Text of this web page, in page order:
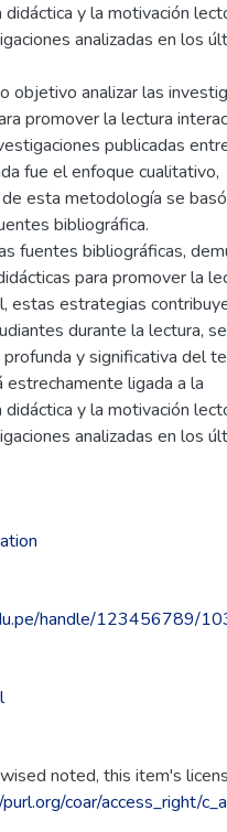
y la motivación
analizadas en los
objetivo analizar las
promover la lectura
publicadas
fue el enfoque cualitativo,
esta metodología se
bibliográfica.
fuentes bibliográficas,
para promover la
estas estrategias
durante la lectura,
y significativa del
estrechamente ligada a la
y la motivación
analizadas en los
handle/123456789/
noted, this item's
coar/access_right/